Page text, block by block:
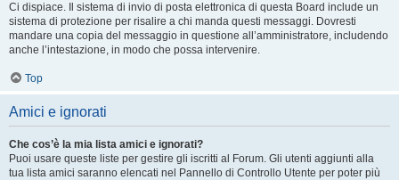
Ci dispiace. Il sistema di invio di posta elettronica di questa Board include un
sistema di protezione per risalire a chi manda questi messaggi. Dovresti
mandare una copia del messaggio in questione all’amministratore, includendo
anche l’intestazione, in modo che possa intervenire.
Top
Amici e ignorati
Che cos’è la mia lista amici e ignorati?
Puoi usare queste liste per gestire gli iscritti al Forum. Gli utenti aggiunti alla
tua lista amici saranno elencati nel Pannello di Controllo Utente per poter più